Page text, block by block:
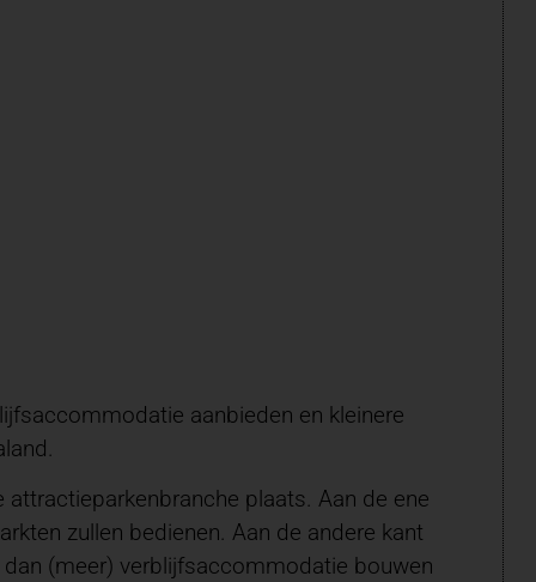
aanbieden en kleinere
plaats. Aan de ene
zullen bedienen. Aan de andere kant
(meer) verblijfsaccommodatie bouwen